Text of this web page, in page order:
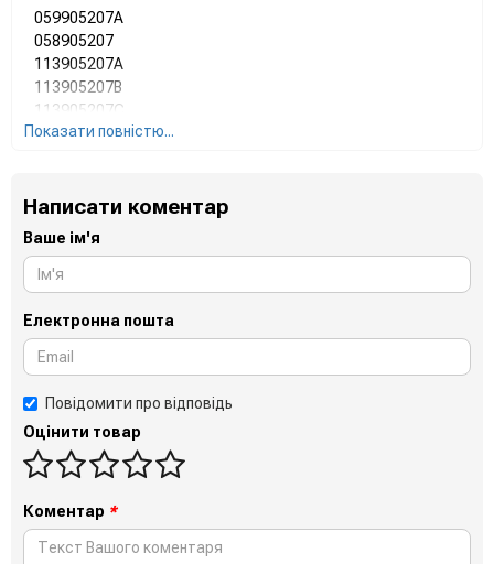
059905207A
058905207
113905207A
113905207B
113905207C
113905207D
0710254
11447069
11710254
1523817
1498746
5006908
5004915
710254
72HF12106AA
A780X12276AA
A800X12276BA
A830X12276CA
A700X12276ADA
Показати повністю...
Написати коментар
Ваше ім'я
Електронна пошта
Повідомити про відповідь
Оцінити товар
Коментар *